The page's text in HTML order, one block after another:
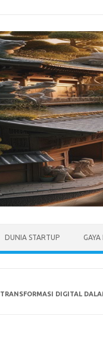
DUNIA STARTUP
TRANSFORMASI DIGITAL